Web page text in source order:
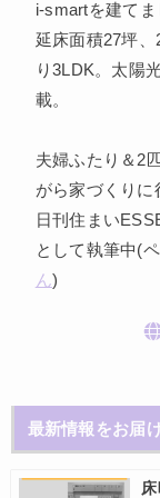
i-smartを建てま
延床面積27坪
り3LDK。太陽
載。
夫婦ふたり＆2
がら家づくりに
日刊住まい
として執筆中(
ん)
最新情報をお届